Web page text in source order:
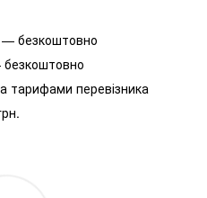
— безкоштовно
тарифами перевізника